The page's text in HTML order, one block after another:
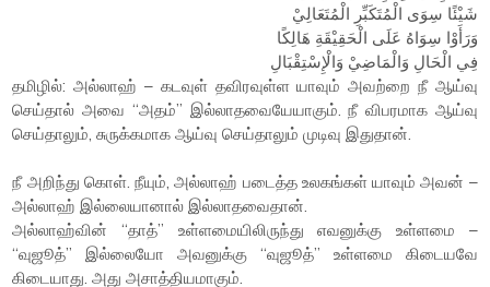
شَيْئًا سِوَى الْمُتَكَبِّرِ الْمُتَعَالِيْ
وَرَأَوْا سِوَاهُ عَلَى الْحَقِيْقَةِ هَالِكًا
فِي الْحَالِ وَالْمَاضِيْ وَالْإِسْتِقْبَالِ
தமிழில்: அல்லாஹ் – கடவுள் தவிரவுள்ள யாவும் அவற்றை நீ ஆய்வு
செய்தால் அவை “அதம்” இல்லாதவையேயாகும். நீ விபரமாக ஆய்வு
செய்தாலும், சுருக்கமாக ஆய்வு செய்தாலும் முடிவு இதுதான்.
நீ அறிந்து கொள். நீயும், அல்லாஹ் படைத்த உலகங்கள் யாவும் அவன் –
அல்லாஹ் இல்லையானால் இல்லாதவைதான்.
அல்லாஹ்வின் “தாத்” உள்ளமையிலிருந்து எவனுக்கு உள்ளமை –
“வுஜூத்” இல்லையோ அவனுக்கு “வுஜூத்” உள்ளமை கிடையவே
கிடையாது. அது அசாத்தியமாகும்.